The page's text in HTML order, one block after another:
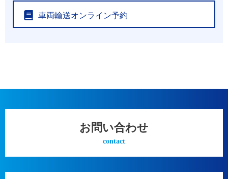
車両輸送オンライン予約
お問い合わせ
contact